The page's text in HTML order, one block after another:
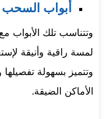
أبواب السحب
وتتناسب تلك الأبواب
لمسة راقية وأنيقة
وتتميز بسهولة
الأماكن الضيقة.